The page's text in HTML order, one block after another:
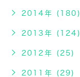
2014年 (180)
2013年 (124)
2012年 (25)
2011年 (29)